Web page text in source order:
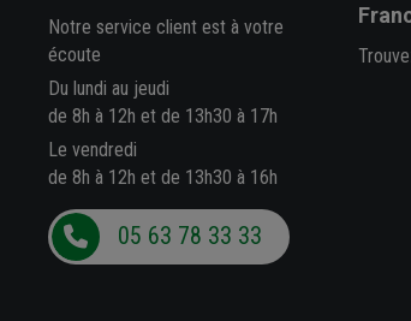
Notre service client est à votre
écoute
Du lundi au jeudi
de 8h à 12h et de 13h30 à 17h
Le vendredi
de 8h à 12h et de 13h30 à 16h
05 63 78 33 33